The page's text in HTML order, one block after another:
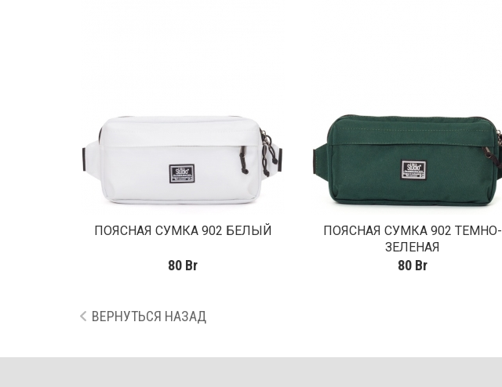
ПОЯСНАЯ СУМКА 902 БЕЛЫЙ
80 Br
ПОЯСНАЯ СУМКА 902 ТЕМНО-
ЗЕЛЕНАЯ
80 Br
ВЕРНУТЬСЯ НАЗАД